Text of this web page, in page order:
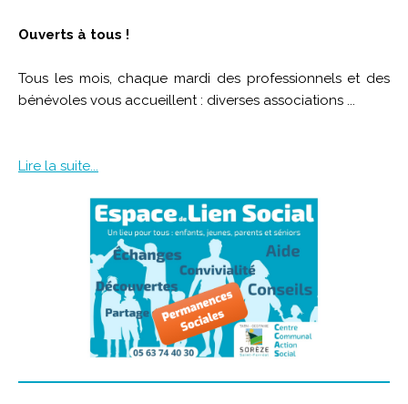
Ouverts à tous !
Tous les mois, chaque mardi des professionnels et des
bénévoles vous accueillent : diverses associations ...
Lire la suite...